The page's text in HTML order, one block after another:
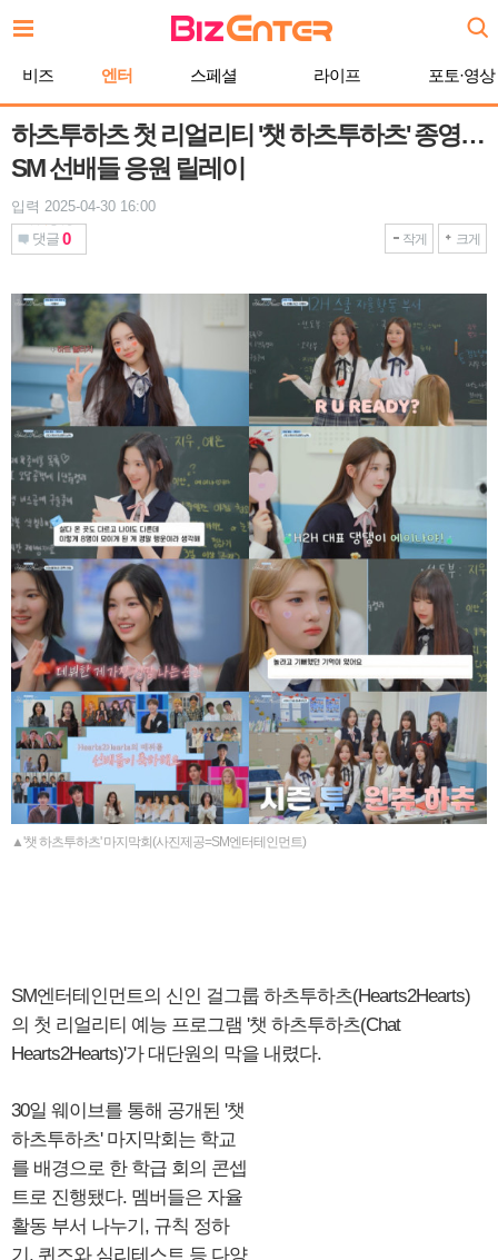
문
비즈 엔터 스페셜 라이프 포토·영상
하츠투하츠 첫 리얼리티 '챗 하츠투하츠' 종영…
SM 선배들 응원 릴레이
입력 2025-04-30 16:00
댓글 0 작게 크게
▲'챗 하츠투하츠' 마지막회(사진제공=SM엔터테인먼트)
SM엔터테인먼트의 신인 걸그룹 하츠투하츠(Hearts2Hearts)
의 첫 리얼리티 예능 프로그램 '챗 하츠투하츠(Chat
Hearts2Hearts)'가 대단원의 막을 내렸다.
30일 웨이브를 통해 공개된 '챗
하츠투하츠' 마지막회는 학교
를 배경으로 한 학급 회의 콘셉
트로 진행됐다. 멤버들은 자율
활동 부서 나누기, 규칙 정하
기, 퀴즈와 심리테스트 등 다양